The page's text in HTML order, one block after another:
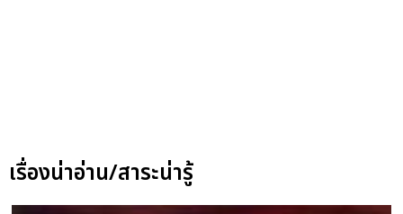
เรื่องน่าอ่าน/สาระน่ารู้